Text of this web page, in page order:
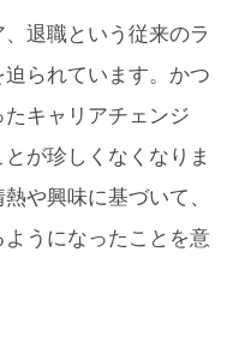
退職という従来のラ
られています。かつ
キャリアチェンジ
が珍しくなくなりま
や興味に基づいて、
うになったことを意